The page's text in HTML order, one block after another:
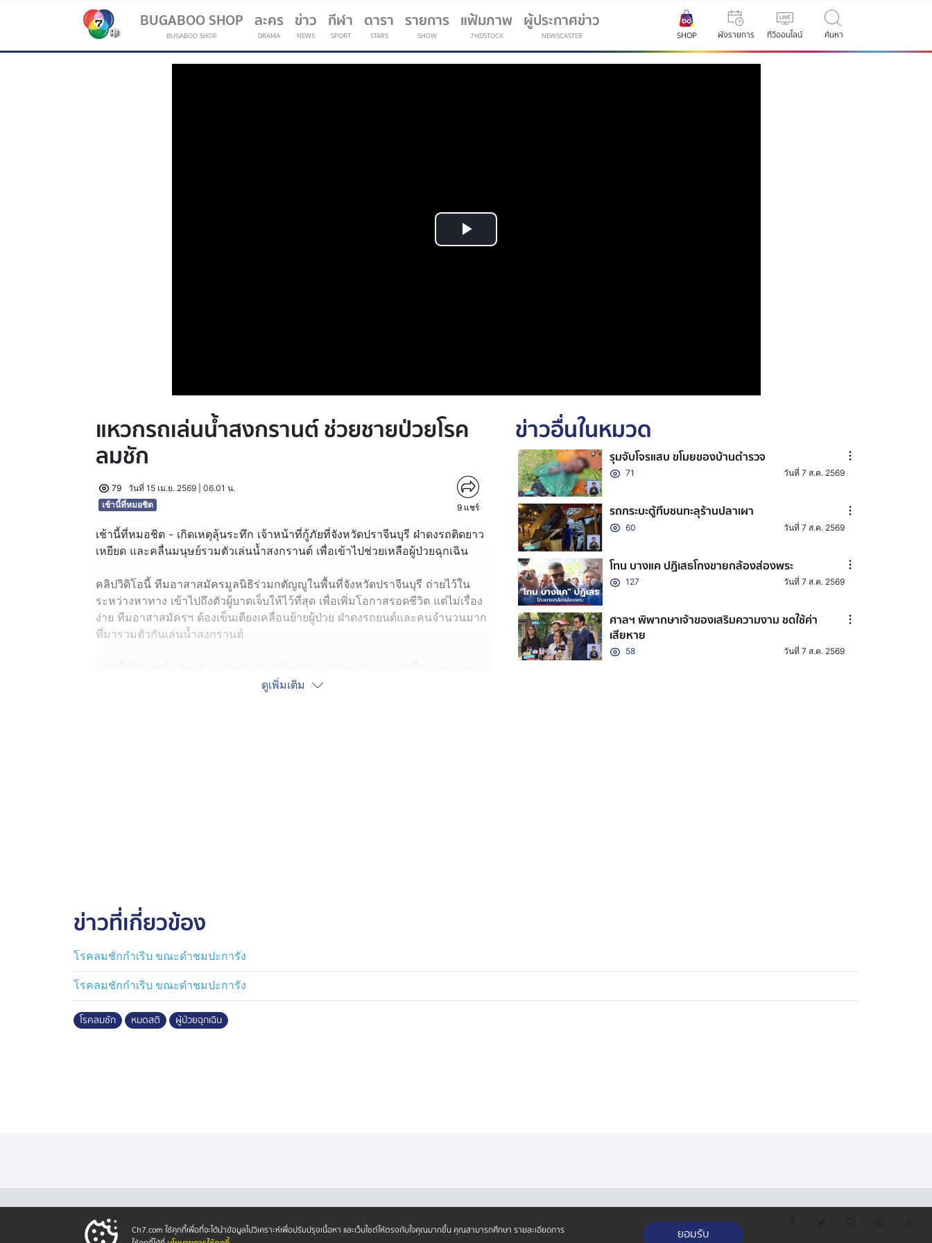
BUGABOO SHOP
BUGABOO SHOP
ละคร
DRAMA
ข่าว
NEWS
กีฬา
SPORT
(current)
ดารา
STARS
รายการ
SHOW
แฟ้มภาพ
7HDSTOCK
ผู้ประกาศข่าว
NEWSCASTER SHOP ผังรายการ ทีวีออนไลน์ ค้นหา
Play
แหวกรถเล่นน้ำสงกรานต์ ช่วยชายป่วยโรค
ลมชัก
79
วันที่ 15 เม.ย. 2569 | 06.01 น.
เช้านี้ที่หมอชิต
9 แชร์
เช้านี้ที่หมอชิต - เกิดเหตุลุ้นระทึก เจ้าหน้าที่กู้ภัยที่จังหวัดปราจีนบุรี ฝ่าดงรถติดยาว
เหยียด และคลื่นมนุษย์รวมตัวเล่นน้ำสงกรานต์ เพื่อเข้าไปช่วยเหลือผู้ป่วยฉุกเฉิน
คลิปวิดิโอนี้ ทีมอาสาสมัครมูลนิธิร่วมกตัญญูในพื้นที่จังหวัดปราจีนบุรี ถ่ายไว้ใน
ระหว่างหาทาง เข้าไปถึงตัวผู้บาดเจ็บให้ไว้ที่สุด เพื่อเพิ่มโอกาสรอดชีวิต แต่ไม่เรื่อง
ง่าย ทีมอาสาสมัครฯ ต้องเข็นเตียงเคลื่อนย้ายผู้ป่วย ฝ่าดงรถยนต์และคนจำนวนมาก
ที่มารวมตัวกันเล่นน้ำสงกรานต์
จะยาวหน่อย เกือบ 2 นาที อาสาฯ รับแจ้งเบื้องต้นผู้ป่วยชายอายุ 14 ปี มีอาการชัก
หลังทีมอาสาสมัครฯ ปฐมพยาบาลแล้ว แต่ขากลับออกมาไม่ง่าย ต้องฝ่าดงรถติดยาว
เหยียดอีกเหมือนเดิม แต่ในที่สุดนำตัวผู้ป่วยส่งถึงโรงพยาบาลอย่างปลอดภัย
ดูเพิ่มเติม
ข่าวอื่นในหมวด
รุมจับโจรแสบ ขโมยของบ้านตำรวจ
71 วันที่ 7 ส.ค. 2569
รถกระบะตู้ทึบชนทะลุร้านปลาเผา
60 วันที่ 7 ส.ค. 2569
โทน บางแค ปฏิเสธโกงขายกล้องส่องพระ
127 วันที่ 7 ส.ค. 2569
ศาลฯ พิพากษาเจ้าของเสริมความงาม ชดใช้ค่า
เสียหาย
58 วันที่ 7 ส.ค. 2569
ข่าวที่เกี่ยวข้อง
โรคลมชักกำเริบ ขณะดำชมปะการัง
โรคลมชักกำเริบ ขณะดำชมปะการัง
โรคลมชัก หมดสติ ผู้ป่วยฉุกเฉิน
Copyright © 2026 Bangkok Broadcasting & T.V. Co.,Ltd. All rights reserved
Ch7.com ใช้คุกกี้เพื่อที่จะได้นำข้อมูลไปวิเคราะห์เพื่อปรับปรุงเนื้อหา และเว็บไซต์ให้ตรงกับใจคุณมากขึ้น คุณสามารถศึกษา รายละเอียดการ
ยอมรับ